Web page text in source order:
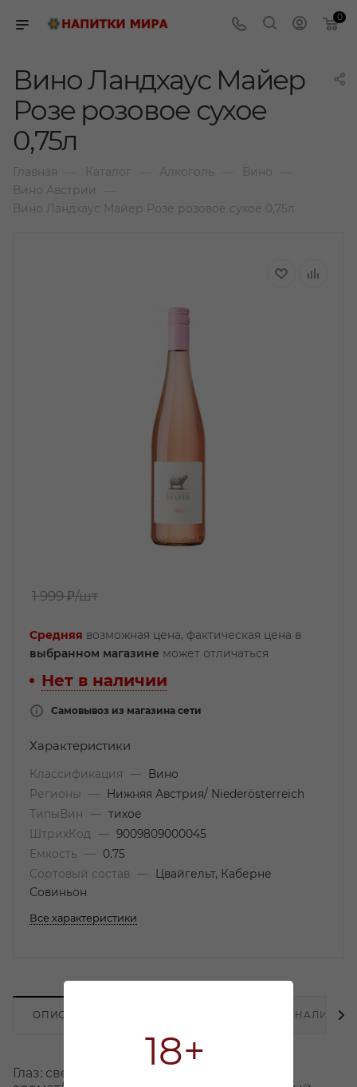
18+
0
Вино Ландхаус Майер
Розе розовое сухое
0,75л
Главная Каталог Алкоголь Вино
Вино Австрии
Вино Ландхаус Майер Розе розовое сухое 0,75л
1 999 ₽/шт
Средняя возможная цена, фактическая цена в
выбранном магазине может отличаться
Нет в наличии
Самовывоз из магазина сети
Характеристики
Классификация —
Вино
Регионы
—
Нижняя Австрия/ Niederösterreich
ТипыВин
— тихое
ШтрихКод
— 9009809000045
Емкость
—
0.75
Сортовый состав
—
Цвайгельт, Каберне
Совиньон
Все характеристики
ОПИСАНИЕ НАЛИЧИЕ
Глаз: светло-розовый, нос: ягодный